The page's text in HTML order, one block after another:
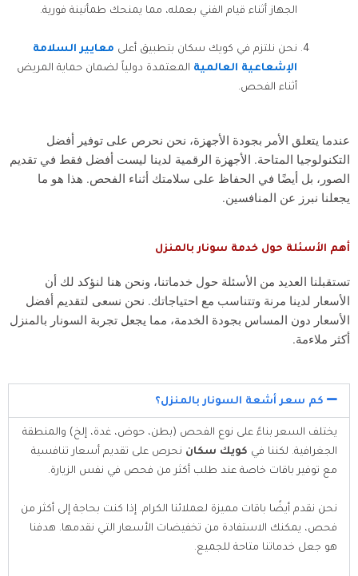
الجهاز أثناء قيام الفني بعمله، مما يمنحك طمأنينة فورية.
نحن نلتزم في كويك سكان بتطبيق أعلى معايير السلامة
الإشعاعية العالمية المعتمدة دولياً لضمان حماية المريض
أثناء الفحص.
عندما يتعلق الأمر بجودة الأجهزة، نحن نحرص على توفير أفضل
التكنولوجيا المتاحة. الأجهزة الرقمية لدينا ليست أفضل فقط في تقديم
الصور، بل أيضًا في الحفاظ على سلامتك أثناء الفحص. هذا هو ما
يجعلنا نبرز عن المنافسين.
أهم الأسئلة حول خدمة سونار بالمنزل
تستقبلنا العديد من الأسئلة حول خدماتنا، ونحن هنا لنؤكد لك أن
الأسعار لدينا مرنة وتتناسب مع احتياجاتك. نحن نسعى لتقديم أفضل
الأسعار دون المساس بجودة الخدمة، مما يجعل تجربة السونار بالمنزل
أكثر ملاءمة.
كم سعر أشعة السونار بالمنزل؟
يختلف السعر بناءً على نوع الفحص (بطن، حوض، غدة، إلخ) والمنطقة
الجغرافية. لكننا في كويك سكان نحرص على تقديم أسعار تنافسية
مع توفير باقات خاصة عند طلب أكثر من فحص في نفس الزيارة.
نحن نقدم أيضًا باقات مميزة لعملائنا الكرام. إذا كنت بحاجة إلى أكثر من
فحص، يمكنك الاستفادة من تخفيضات الأسعار التي نقدمها. هدفنا
هو جعل خدماتنا متاحة للجميع.